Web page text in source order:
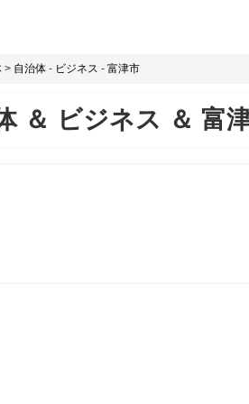
> 自治体 - ビジネス - 富津市
＆ ビジネス ＆ 富